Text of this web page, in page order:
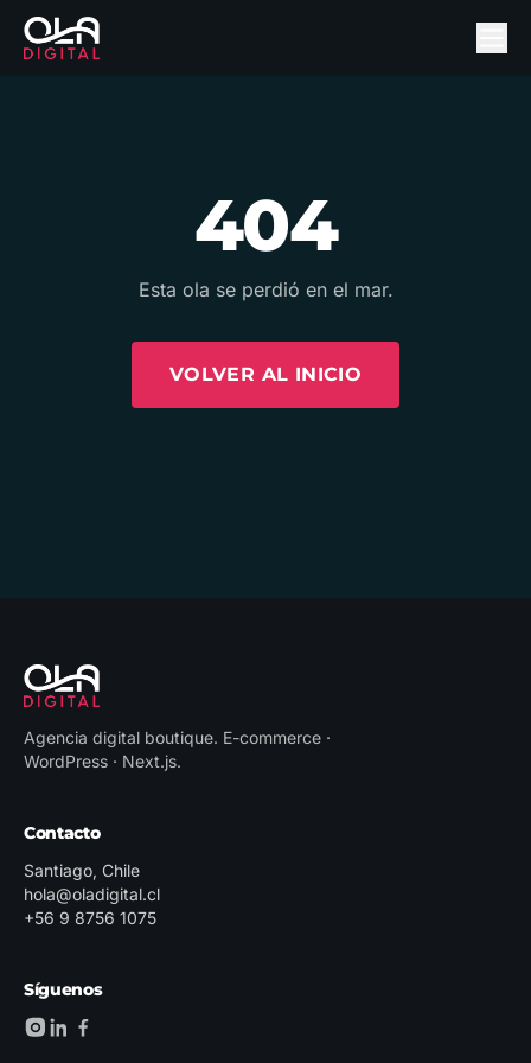
404
Esta ola se perdió en el mar.
VOLVER AL INICIO
Agencia digital boutique. E-commerce ·
WordPress · Next.js.
Contacto
Santiago, Chile
hola@oladigital.cl
+56 9 8756 1075
Síguenos